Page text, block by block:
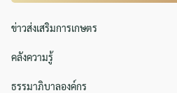
ข่าวส่งเสริมการเกษตร
คลังความรู้
ธรรมาภิบาลองค์กร